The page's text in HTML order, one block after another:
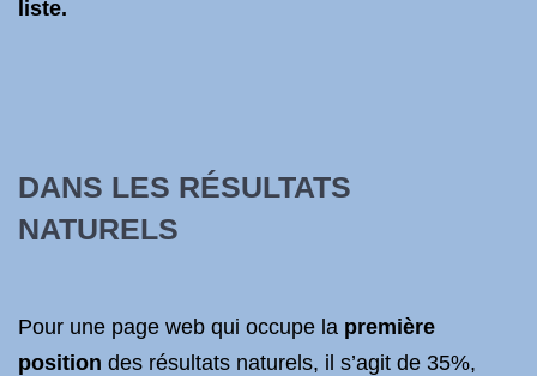
liste.
DANS LES RÉSULTATS
NATURELS
Pour une page web qui occupe la première
position des résultats naturels, il s’agit de 35%,